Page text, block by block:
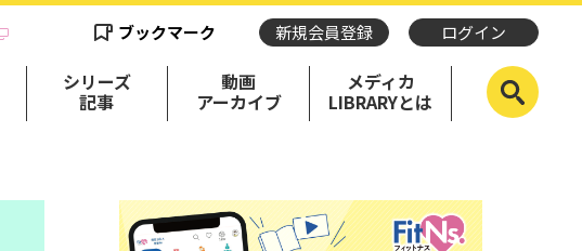
ブックマーク 新規会員登録 ログイン
シリーズ
記事
動画
アーカイブ
メディカ
LIBRARYとは